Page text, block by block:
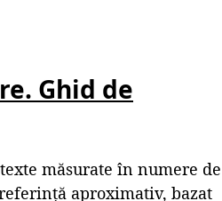
Ghid de
măsurate în numere de
aproximativ, bazat